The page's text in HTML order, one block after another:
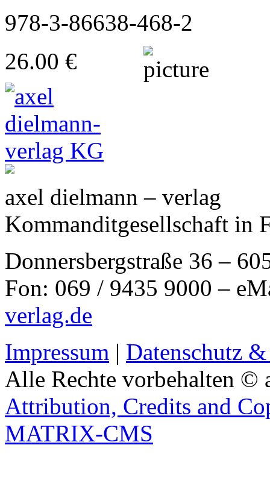
978-3-86638-468-2
26.00 €
axel dielmann – verlag
Kommanditgesellschaft in
Donnersbergstraße 36 –
Fon: 069 / 9435 9000 –
verlag.de
Impressum | Datenschutz
Alle Rechte vorbehalten ©
Attribution, Credits and
MATRIX-CMS